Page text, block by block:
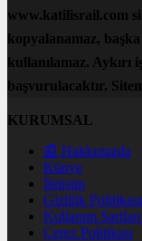
www.katilisrail.com
kopyalanamaz,
kullanılamaz. Aykırı
başvurulacaktır.
KURUMSAL
📰 Hakkımızda
Künye
İletişim
Gizlilik Politikası
Kullanım Şartları
Çerez Politikası